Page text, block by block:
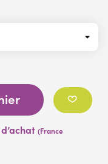
(France